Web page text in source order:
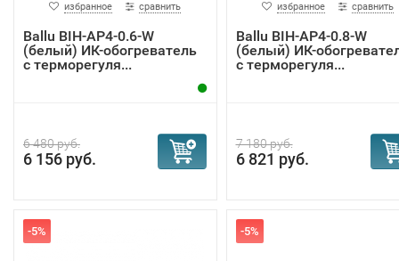
избранное сравнить
Ballu BIH-AP4-0.6-W
(белый) ИК-обогреватель
с терморегуля...
6 480 руб.
6 156 руб.
избранное сравнить
Ballu BIH-AP4-0.8-W
(белый) ИК-
с терморегуля...
7 180 руб.
6 821 руб.
-5% -5%